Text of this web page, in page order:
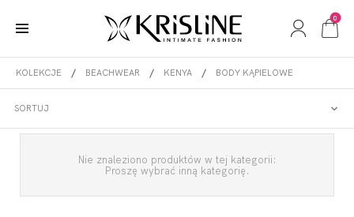
0
KOLEKCJE BEACHWEAR KENYA BODY KĄPIELOWE
SORTUJ
BODY KĄPIELOWE
Nie znaleziono produktów w tej kategorii:
Proszę wybrać inną kategorię.